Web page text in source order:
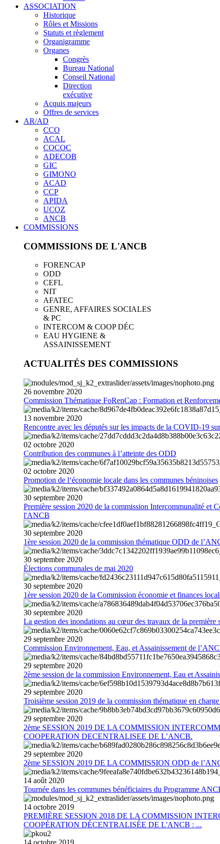
ASSOCIATION
Historique
Rôles et Missions
Statuts et règlement
Organigramme
Organes
Congrès
Bureau National
Conseil National
Direction
exécutive
Acquis majeurs
Offres de services
AR/AD
CCO
ACAL
COCOC
ADECOB
GIC
GIMONO
ACAD
CCP
APIDA
UCOZ
ANCB
COMMISSIONS
COMMISSIONS DE L'ANCB
FORENCAP
ODD
CEFL
NIT
AFATEC
GENRE, AFFAIRES SOCIALES
& PC
INTERCOM & COOP DÉC
EAU HYGIENE &
ASSAINISSEMENT
ACTUALITÉS DES COMMISSIONS
26 novembre 2020
Commission Thématique FoRenCap : Formation et
13 novembre 2020
Rencontre avec les députés sur les impacts de la COVID-19
02 octobre 2020
Contribution des communes à l’atteinte des ODD
02 octobre 2020
Promotion de l‘économie locale dans les communes béninoises
30 septembre 2020
Première session 2020 de la commission Intercommunalité et
l'ANCB
30 septembre 2020
1ère session 2020 de la commission thématique ODD de
30 septembre 2020
Élections communales de mai 2020
30 septembre 2020
1ère session 2020 de la Commission économie et finances
30 septembre 2020
La gestion des inondations au cœur des travaux de la première
29 septembre 2020
Commission Environnement, Eau, et Assainissement de
29 septembre 2020
2ème session de la commission Environnement, Eau et
29 septembre 2020
Troisième session 2019 de la commission thématique en
29 septembre 2020
2ème SESSION 2019 DE LA COMMISSION
COOPERATION DECENTRALISEE DE L’ANCB.
29 septembre 2020
2ème SESSION 2019 DE LA COMMISSION ODD de
14 août 2020
Tournée dans les communes bénéficiaires du Programme
14 octobre 2019
PREMIÈRE SESSION 2018 DE LA COMMISSION
COOPÉRATION DÉCENTRALISÉE DE L'ANCB : ...
14 octobre 2019